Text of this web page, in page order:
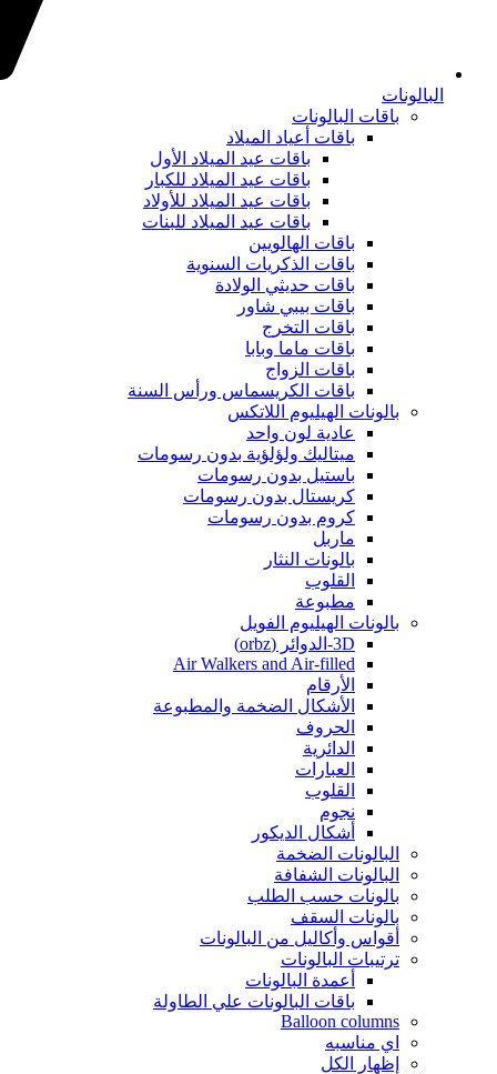
البالونات
باقات البالونات
باقات أعياد الميلاد
باقات عيد الميلاد الأول
باقات عيد الميلاد للكبار
باقات عيد الميلاد للأولاد
باقات عيد الميلاد للبنات
باقات الهالويين
باقات الذكريات السنوية
باقات حديثي الولادة
باقات بيبي شاور
باقات التخرج
باقات ماما وبابا
باقات الزواج
باقات الكريسماس ورأس السنة
بالونات الهيليوم اللاتكس
عادية لون واحد
ميتاليك ولؤلؤية بدون رسومات
باستيل بدون رسومات
كريستال بدون رسومات
كروم بدون رسومات
ماربل
بالونات النثار
القلوب
مطبوعة
بالونات الهيليوم الفويل
3D-الدوائر (orbz)
Air Walkers and Air-filled
الأرقام
الأشكال الضخمة والمطبوعة
الحروف
الدائرية
العبارات
القلوب
نجوم
أشكال الديكور
البالونات الضخمة
البالونات الشفافة
بالونات حسب الطلب
بالونات السقف
أقواس وأكاليل من البالونات
ترتيبات البالونات
أعمدة البالونات
باقات البالونات علي الطاولة
Balloon columns
اي مناسبه
إظهار الكل